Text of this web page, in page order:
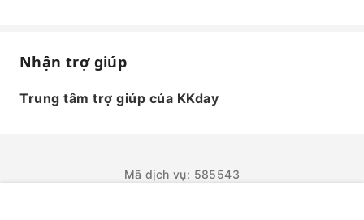
Nhận trợ giúp
Trung tâm trợ giúp của KKday
Mã dịch vụ: 585543